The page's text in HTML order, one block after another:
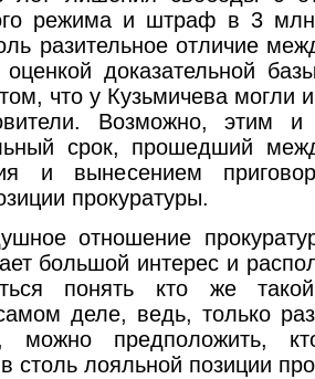
режима и штраф в 3
разительное отличие
доказательной
что у Кузьмичева могли
Возможно, этим и
срок, прошедший
и вынесением
прокуратуры.
отношение
большой интерес и
понять кто же
деле, ведь, только
можно предположить,
столь лояльной позиции